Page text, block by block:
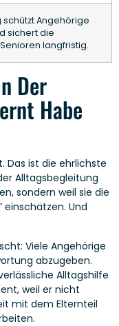
schützt Angehörige
sichert die
langfristig.
Der
Habe
Das ist die ehrlichste
Alltagsbegleitung
sondern weil sie die
einschätzen. Und
Viele Angehörige
abzugeben.
Alltagshilfe
weil er nicht
mit dem Elternteil